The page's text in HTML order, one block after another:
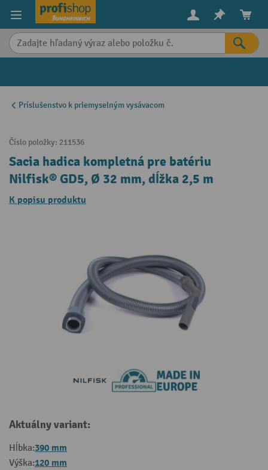
content
Príslušenstvo k priemyselným vysávacom
Číslo položky: 211536
Sacia hadica kompletná pre batériu
Nilfisk® GD5, Ø 32 mm, dĺžka 2,5 m
K popisu produktu
Aktuálny variant:
Hĺbka:390 mm
Výška:120 mm